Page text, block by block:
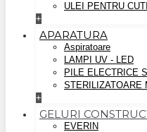
ULEI PENTRU
+
APARATURA
Aspiratoare
LAMPI UV - LED
PILE ELECTRICE
STERILIZATOARE
+
GELURI
EVERIN